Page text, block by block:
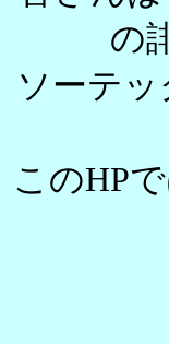
の
ソーテ
このHP